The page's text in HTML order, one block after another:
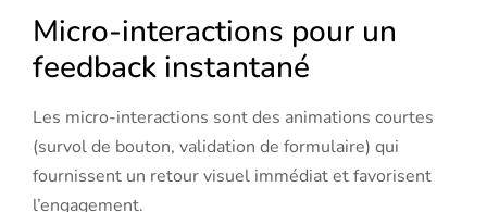
Micro-interactions pour un
feedback instantané
Les micro-interactions sont des animations courtes
(survol de bouton, validation de formulaire) qui
fournissent un retour visuel immédiat et favorisent
l’engagement.